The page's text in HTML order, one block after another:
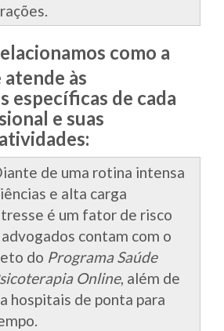
como a
às
específicas de cada
e suas
de uma rotina intensa
e alta carga
é um fator de risco
contam com o
do Programa Saúde
Online, além de
hospitais de ponta para